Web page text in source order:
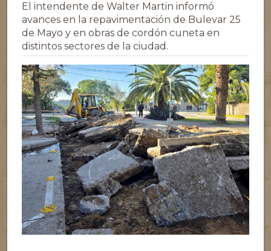
El intendente de Walter Martin informó
avances en la repavimentación de Bulevar 25
de Mayo y en obras de cordón cuneta en
distintos sectores de la ciudad.